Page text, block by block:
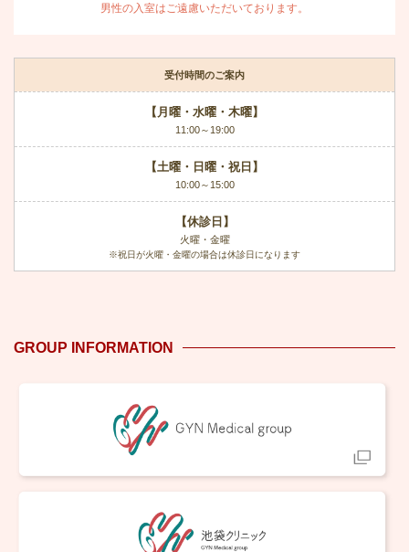
男性の入室はご遠慮いただいております。
受付時間のご案内
【月曜・水曜・木曜】
11:00～19:00
【土曜・日曜・祝日】
10:00～15:00
【休診日】
火曜・金曜
※祝日が火曜・金曜の場合は休診日になります
GROUP INFORMATION